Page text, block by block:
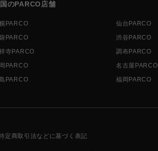
のPARCO店舗
PARCO 仙台PARCO
PARCO
渋谷PARCO
寺PARCO
調布PARCO
PARCO
名古屋PARCO
PARCO
福岡PARCO
定商取引法などに基づく表記